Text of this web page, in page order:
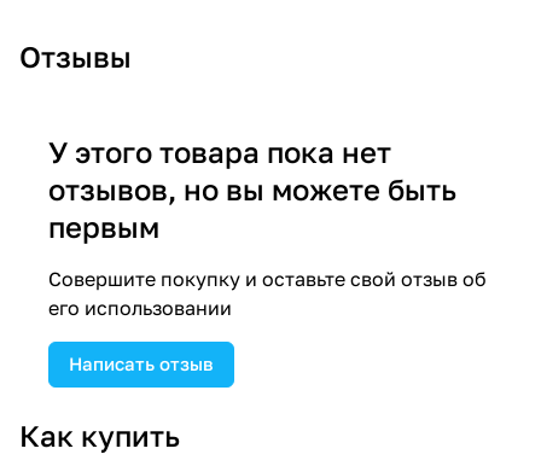
Отзывы
У этого товара пока нет
отзывов, но вы можете быть
первым
Совершите покупку и оставьте свой отзыв об
его использовании
Написать отзыв
Как купить